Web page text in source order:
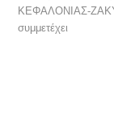
ΚΕΦΑΛΟΝΙΑΣ-
συμμετέχει